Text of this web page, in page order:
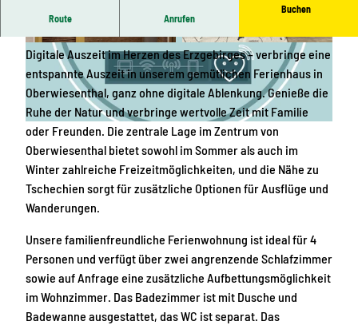
V
e
r
g
i
s
m
e
i
n
F
l
u
r
S
c
h
l
a
f
z
i
e
r
1
Route Anrufen
Buchen
Ferienhaus Vergissmeinet: Natur pur erleben
Digitale Auszeit im Herzen des Erzgebirges – verbringe eine
entspannte Auszeit in unserem gemütlichen Ferienhaus in
Oberwiesenthal, ganz ohne digitale Ablenkung. Genieße die
Ruhe der Natur und verbringe wertvolle Zeit mit Familie
oder Freunden. Die zentrale Lage im Zentrum von
Oberwiesenthal bietet sowohl im Sommer als auch im
Winter zahlreiche Freizeitmöglichkeiten, und die Nähe zu
Tschechien sorgt für zusätzliche Optionen für Ausflüge und
Wanderungen.
Unsere familienfreundliche Ferienwohnung ist ideal für 4
Personen und verfügt über zwei angrenzende Schlafzimmer
sowie auf Anfrage eine zusätzliche Aufbettungsmöglichkeit
im Wohnzimmer. Das Badezimmer ist mit Dusche und
Badewanne ausgestattet, das WC ist separat. Das